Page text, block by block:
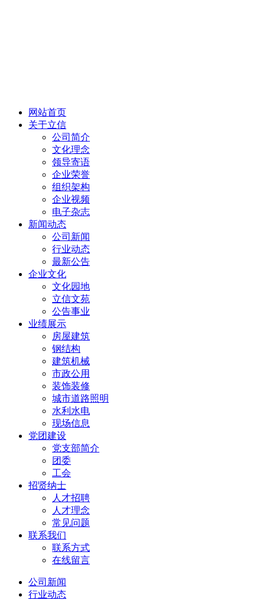
网站首页
关于立信
公司简介
文化理念
领导寄语
企业荣誉
组织架构
企业视频
电子杂志
新闻动态
公司新闻
行业动态
最新公告
企业文化
文化园地
立信文苑
公告事业
业绩展示
房屋建筑
钢结构
建筑机械
市政公用
装饰装修
城市道路照明
水利水电
现场信息
党团建设
党支部简介
团委
工会
招贤纳士
人才招聘
人才理念
常见问题
联系我们
联系方式
在线留言
公司新闻
行业动态